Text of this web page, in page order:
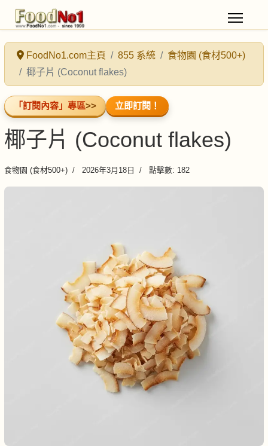
FoodNo1.com主頁 855 系統
食物園 (食材500+)
椰子片 (Coconut flakes)
「訂閱內容」專區>> 立即訂閱！
椰子片 (Coconut flakes)
食物園 (食材500+) 2026年3月18日 點擊數: 182